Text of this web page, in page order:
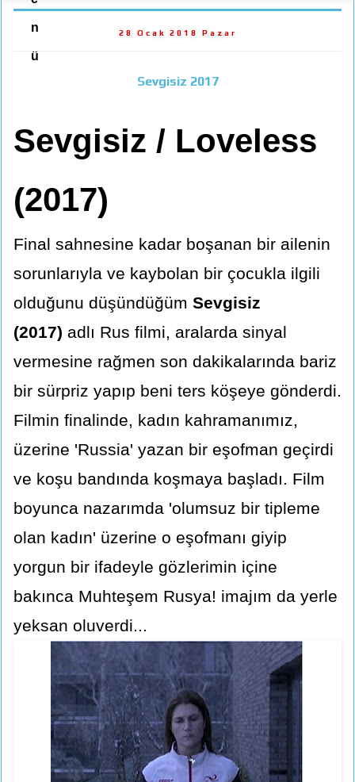
n
ü
28 Ocak 2018 Pazar
Sevgisiz 2017
Sevgisiz / Loveless
(2017)
Final sahnesine kadar boşanan bir ailenin
sorunlarıyla ve kaybolan bir çocukla ilgili
olduğunu düşündüğüm Sevgisiz
(2017) adlı Rus filmi, aralarda sinyal
vermesine rağmen son dakikalarında bariz
bir sürpriz yapıp beni ters köşeye gönderdi.
Filmin finalinde, kadın kahramanımız,
üzerine 'Russia' yazan bir eşofman geçirdi
ve koşu bandında koşmaya başladı. Film
boyunca nazarımda 'olumsuz bir tipleme
olan kadın' üzerine o eşofmanı giyip
yorgun bir ifadeyle gözlerimin içine
bakınca Muhteşem Rusya! imajım da yerle
yeksan oluverdi...